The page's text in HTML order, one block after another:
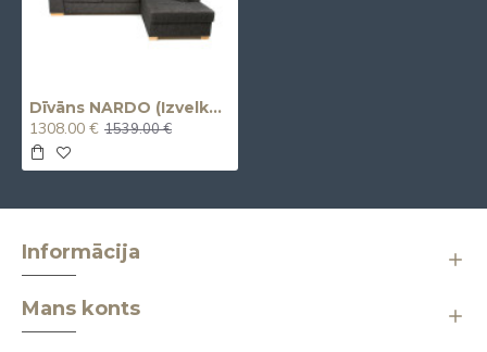
Dīvāns NARDO (Izvelkams) (Stūra)
1308.00 € 1539.00 €
Informācija
Mans konts